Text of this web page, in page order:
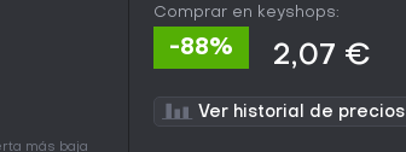
más baja
Comprar en keyshops:
-88% 2,07 €
Ver historial de precios